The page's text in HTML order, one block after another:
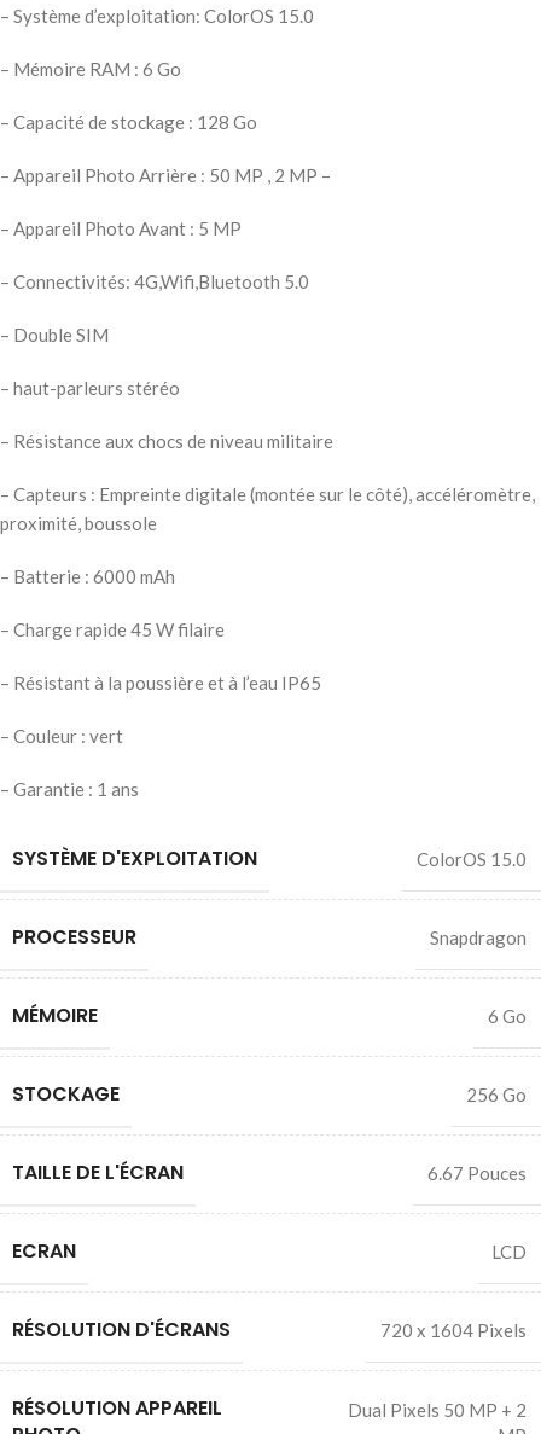
– Système d’exploitation: ColorOS 15.0
– Mémoire RAM : 6 Go
– Capacité de stockage : 128 Go
– Appareil Photo Arrière : 50 MP , 2 MP –
– Appareil Photo Avant : 5 MP
– Connectivités: 4G,Wifi,Bluetooth 5.0
– Double SIM
– haut-parleurs stéréo
– Résistance aux chocs de niveau militaire
– Capteurs : Empreinte digitale (montée sur le côté), accéléromètre,
proximité, boussole
– Batterie : 6000 mAh
– Charge rapide 45 W filaire
– Résistant à la poussière et à l’eau IP65
– Couleur : vert
– Garantie : 1 ans
SYSTÈME D'EXPLOITATION ColorOS 15.0
PROCESSEUR Snapdragon
MÉMOIRE 6 Go
STOCKAGE 256 Go
TAILLE DE L'ÉCRAN 6.67 Pouces
ECRAN LCD
RÉSOLUTION D'ÉCRANS 720 x 1604 Pixels
RÉSOLUTION APPAREIL
Dual Pixels 50 MP + 2